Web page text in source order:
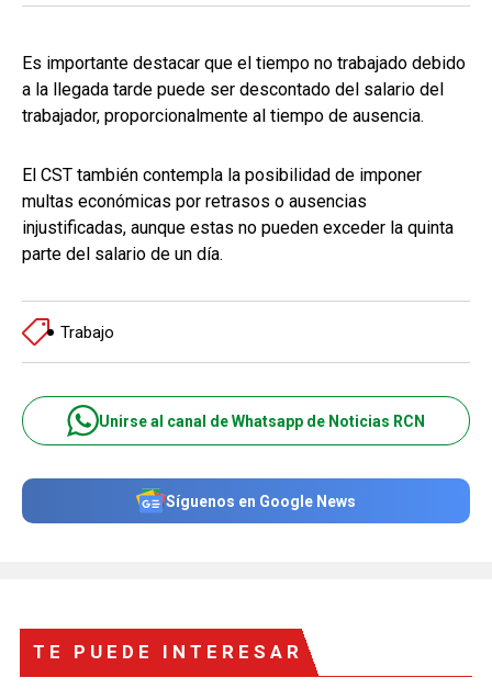
Es importante destacar que el tiempo no trabajado debido
a la llegada tarde puede ser descontado del salario del
trabajador, proporcionalmente al tiempo de ausencia.
El CST también contempla la posibilidad de imponer
multas económicas por retrasos o ausencias
injustificadas, aunque estas no pueden exceder la quinta
parte del salario de un día.
Trabajo
Unirse al canal de Whatsapp de Noticias RCN
Síguenos en Google News
TE PUEDE INTERESAR